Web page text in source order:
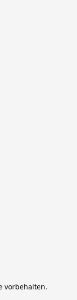
vorbehalten.